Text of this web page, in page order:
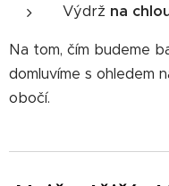
Výdrž na
Na tom, čím budeme
domluvíme s ohledem
obočí.